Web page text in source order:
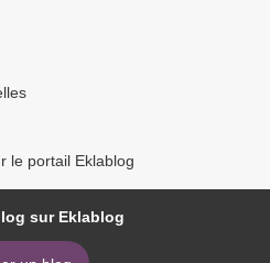
le portail Eklablog
sur Eklablog